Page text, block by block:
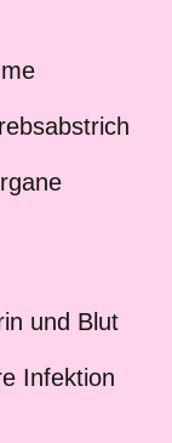
und Blut
Infektion